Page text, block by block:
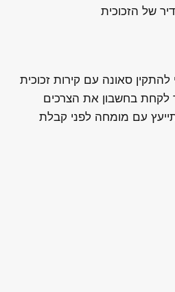
של הזכוכית
סאונה עם קירות זכוכית
לקחת בחשבון את הצרכים
עם מומחה לפני קבלת